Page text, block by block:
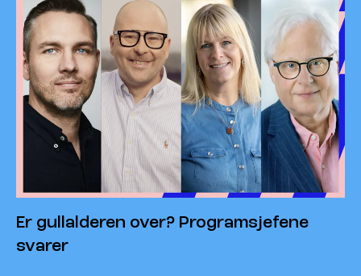
Er gullalderen over? Programsjefene
svarer